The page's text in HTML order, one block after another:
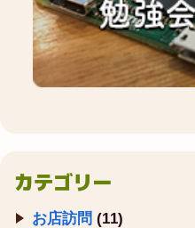
カテゴリー
お店訪問 (11)